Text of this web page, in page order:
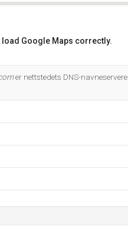
load Google Maps correctly.
er nettstedets DNS-navneservere.